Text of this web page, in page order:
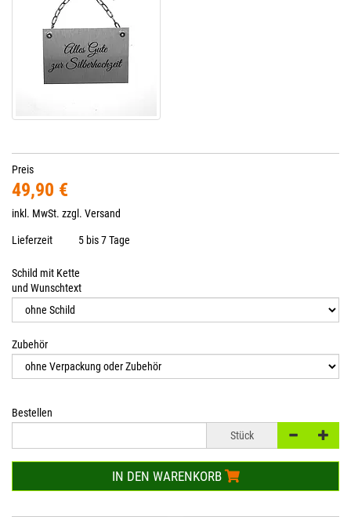
Preis
49,90 €
inkl. MwSt. zzgl. Versand
Lieferzeit 5 bis 7 Tage
Schild mit Kette
und Wunschtext
Zubehör
Bestellen
Stück
IN DEN WARENKORB